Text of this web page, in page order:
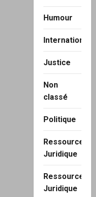
Humour
International
Justice
Non
classé
Politique
Ressource
Juridique
Ressource
Juridique